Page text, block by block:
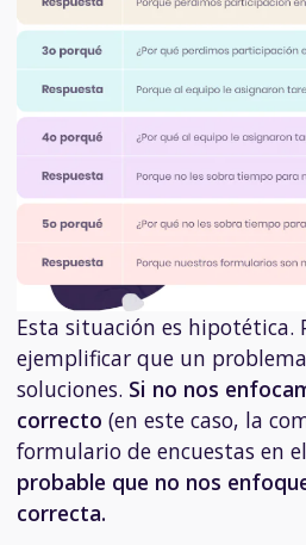
Esta situación es hipotética.
ejemplificar que un
soluciones. Si no nos
correcto (en este caso, la
formulario de encuestas en el
probable que no nos
correcta.